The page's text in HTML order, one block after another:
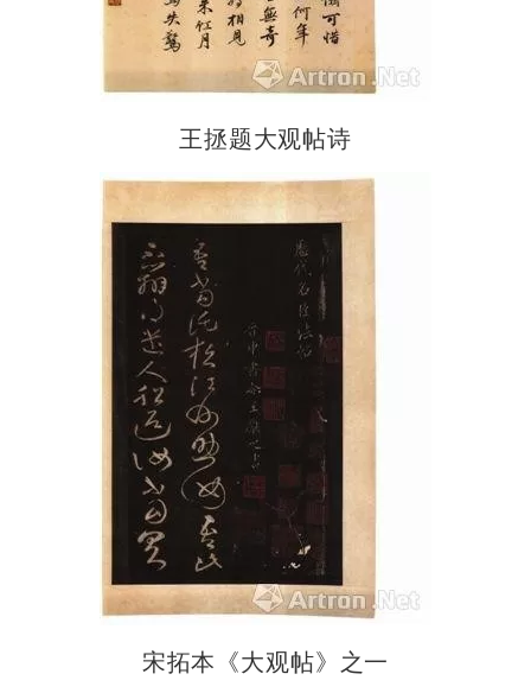
王拯题大观帖诗
宋拓本《大观帖》之一